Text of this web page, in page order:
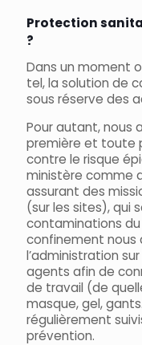
Protection
?
Dans un moment
tel, la solution de
sous réserve des
Pour autant, nous
première et toute
contre le risque
ministère comme
assurant des
(sur les sites), qui
contaminations du
confinement nous
l’administration
agents afin de
de travail (de
masque, gel,
régulièrement
prévention.